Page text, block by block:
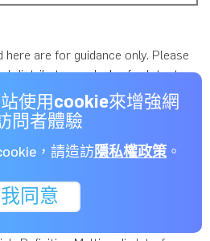
使用cookie來增強網
問者體驗
，請造訪隱私權政策。
我同意
are for guidance only. Please
distributor or dealer for latest
components may differ from
right to update or revise
are acknowledged as the
holders.